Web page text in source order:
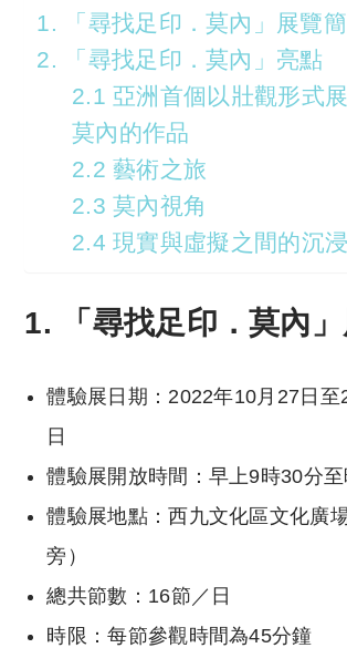
1. 「尋找足印．莫內」展覽
2. 「尋找足印．莫內」亮點
2.1 亞洲首個以壯觀形式
莫內的作品
2.2 藝術之旅
2.3 莫內視角
2.4 現實與虛擬之間的沉
1. 「尋找足印．莫內
體驗展日期：2022年10月27日至
日
體驗展開放時間：早上9時30分
體驗展地點：西九文化區文化廣
旁）
總共節數：16節／日
時限：每節參觀時間為45分鐘